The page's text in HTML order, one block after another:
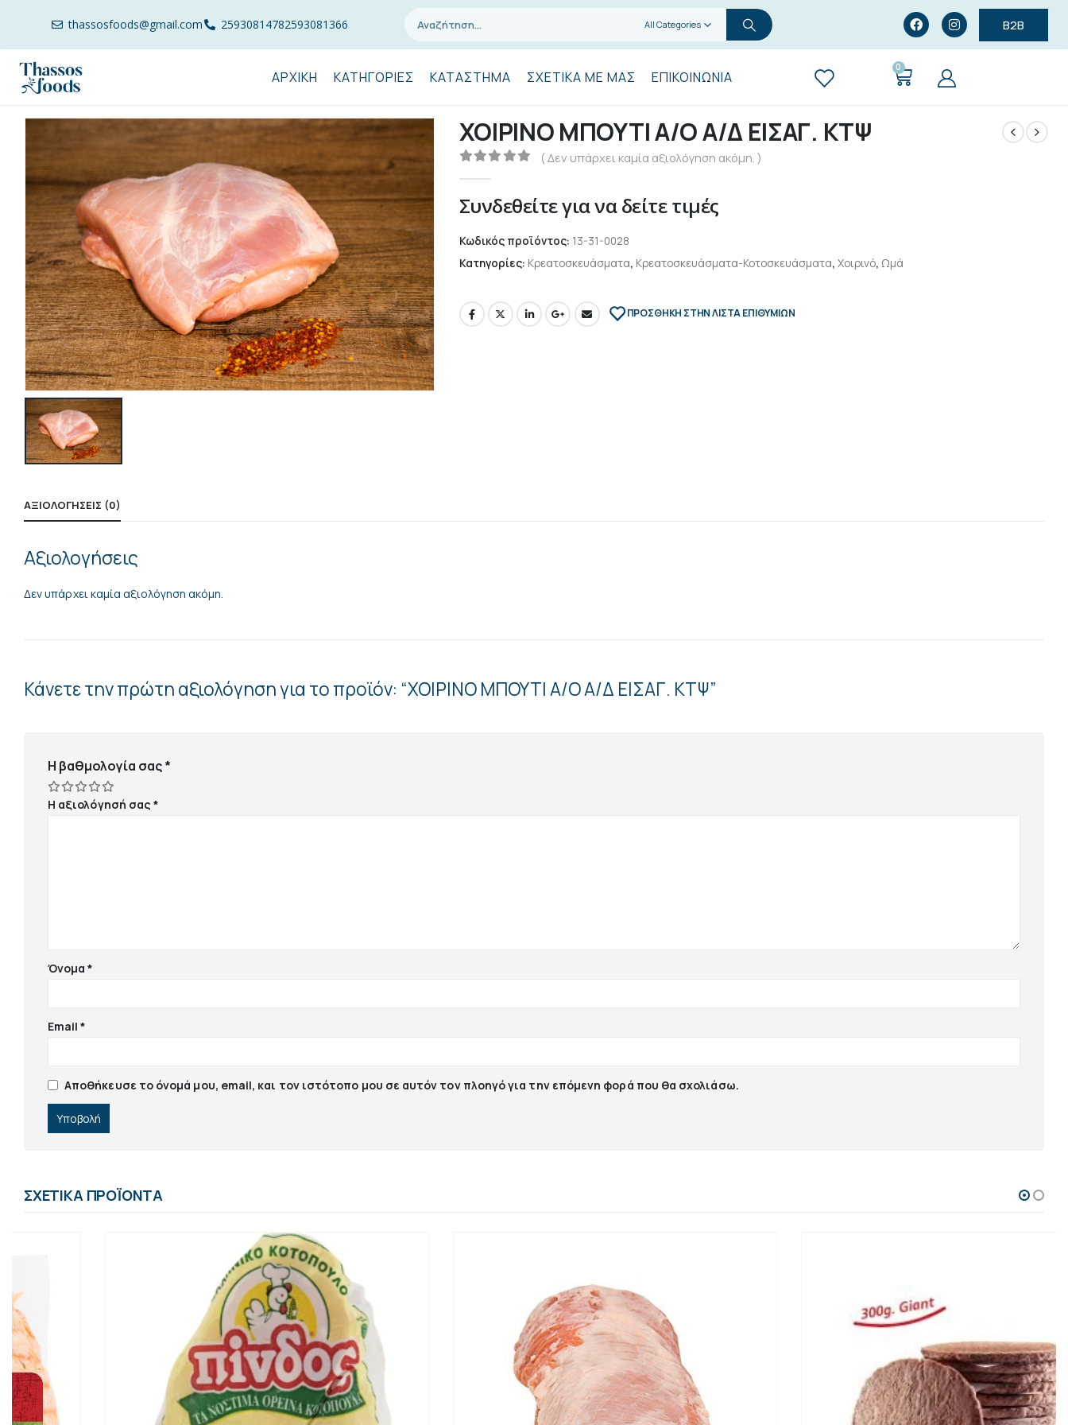
thassosfoods@gmail.com 25930814782593081366 All Categories B2B
ΑΡΧΙΚΉ ΚΑΤΗΓΟΡΊΕΣ ΚΑΤΆΣΤΗΜΑ ΣΧΕΤΙΚΆ ΜΕ ΜΑΣ ΕΠΙΚΟΙΝΩΝΊΑ
0
ΧΟΙΡΙΝΟ ΜΠΟΥΤΙ Α/Ο Α/Δ ΕΙΣΑΓ. ΚΤΨ
( Δεν υπάρχει καμία αξιολόγηση ακόμη. )
Συνδεθείτε για να δείτε τιμές
Κωδικός προϊόντος: 13-31-0028
Κατηγορίες: Κρεατοσκευάσματα, Κρεατοσκευάσματα-Κοτοσκευάσματα, Χοιρινό, Ωμά
ΠΡΌΣΘΉΚΗ ΣΤΗΝ ΛΊΣΤΑ ΕΠΙΘΥΜΙΏΝ
ΑΞΙΟΛΟΓΉΣΕΙΣ (0)
Αξιολογήσεις
Δεν υπάρχει καμία αξιολόγηση ακόμη.
Κάνετε την πρώτη αξιολόγηση για το προϊόν: “ΧΟΙΡΙΝΟ ΜΠΟΥΤΙ Α/Ο Α/Δ ΕΙΣΑΓ. ΚΤΨ”
Η βαθμολογία σας*
Η αξιολόγησή σας*
Όνομα*
Email*
Αποθήκευσε το όνομά μου, email, και τον ιστότοπο μου σε αυτόν τον πλοηγό για την επόμενη φορά που θα σχολιάσω.
ΣΧΕΤΙΚΆ ΠΡΟΪΌΝΤΑ